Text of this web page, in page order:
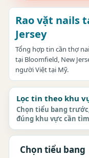
Rao vặt nails
Jersey
Tổng hợp tin cần thợ
tại Bloomfield, New
người Việt tại Mỹ.
Lọc tin theo khu
Chọn tiểu bang
đúng khu vực cần